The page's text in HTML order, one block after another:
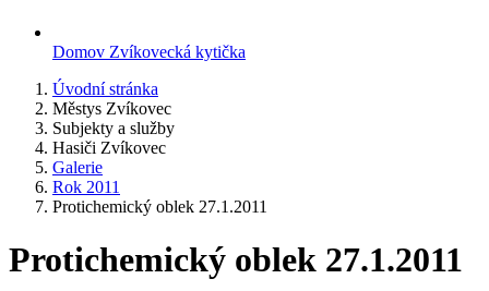
Domov Zvíkovecká kytička
Úvodní stránka
Městys Zvíkovec
Subjekty a služby
Hasiči Zvíkovec
Galerie
Rok 2011
Protichemický oblek 27.1.2011
Protichemický oblek 27.1.2011